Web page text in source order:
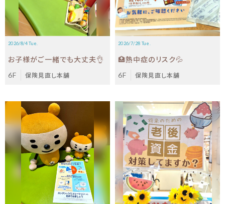
2026/8/4 Tue.
お子様がご一緒でも大丈夫👌
6F 保険見直し本舗
2026/7/28 Tue.
🏥熱中症のリスク💦
6F 保険見直し本舗